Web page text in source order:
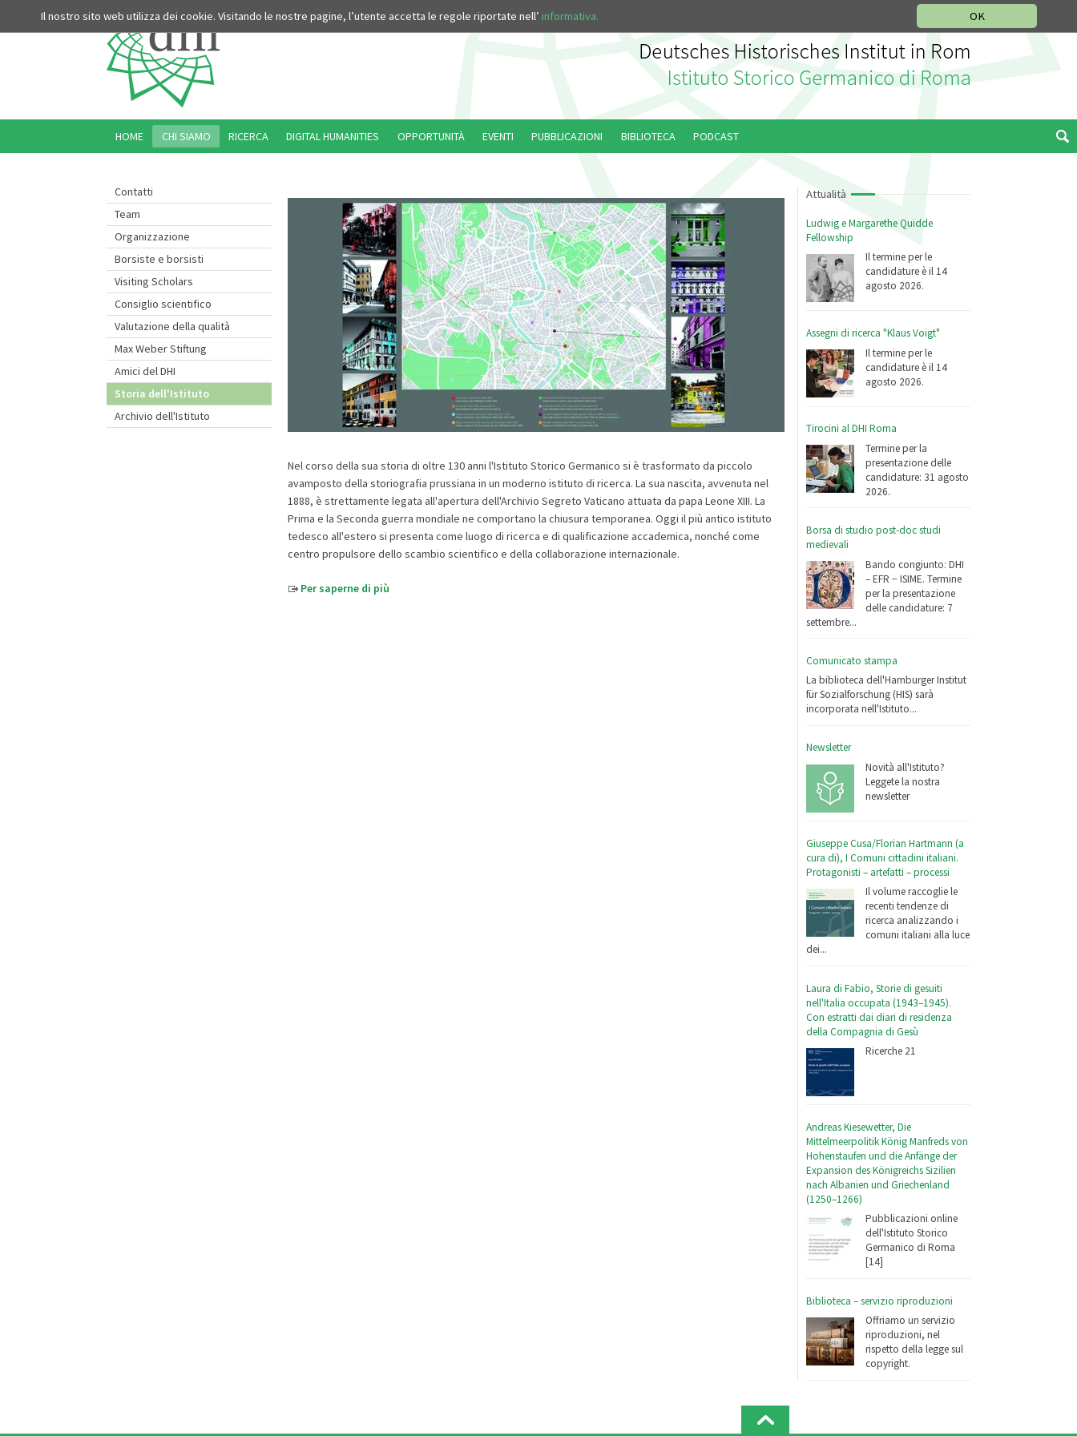
OK
Il nostro sito web utilizza dei cookie. Visitando le nostre pagine, l’utente accetta le regole riportate nell’ informativa.
Contatti
Team
Organizzazione
Borsiste e borsisti
Visiting Scholars
Consiglio scientifico
Valutazione della qualità
Max Weber Stiftung
Amici del DHI
Storia dell'Istituto
Archivio dell'Istituto
Attualità
Ludwig e Margarethe Quidde
Fellowship
Il termine per le
candidature è il 14
agosto 2026.
Assegni di ricerca "Klaus Voigt"
Il termine per le
candidature è il 14
agosto 2026.
Tirocini al DHI Roma
Termine per la
presentazione delle
candidature: 31 agosto
2026.
Borsa di studio post-doc studi
medievali
Bando congiunto: DHI
– EFR − ISIME. Termine
per la presentazione
delle candidature: 7
settembre...
Comunicato stampa
La biblioteca dell'Hamburger Institut
für Sozialforschung (HIS) sarà
incorporata nell'Istituto...
Newsletter
Novità all'Istituto?
Leggete la nostra
newsletter
Giuseppe Cusa/Florian Hartmann (a
cura di), I Comuni cittadini italiani.
Protagonisti – artefatti – processi
Il volume raccoglie le
recenti tendenze di
ricerca analizzando i
comuni italiani alla luce
dei...
Laura di Fabio, Storie di gesuiti
nell'Italia occupata (1943–1945).
Con estratti dai diari di residenza
della Compagnia di Gesù
Ricerche 21
Andreas Kiesewetter, Die
Mittelmeerpolitik König Manfreds von
Hohenstaufen und die Anfänge der
Expansion des Königreichs Sizilien
nach Albanien und Griechenland
(1250–1266)
Pubblicazioni online
dell'Istituto Storico
Germanico di Roma
[14]
Biblioteca – servizio riproduzioni
Offriamo un servizio
riproduzioni, nel
rispetto della legge sul
copyright.
Nel corso della sua storia di oltre 130 anni l'Istituto Storico Germanico si è trasformato da piccolo
avamposto della storiografia prussiana in un moderno istituto di ricerca. La sua nascita, avvenuta nel
1888, è strettamente legata all'apertura dell'Archivio Segreto Vaticano attuata da papa Leone XIII. La
Prima e la Seconda guerra mondiale ne comportano la chiusura temporanea. Oggi il più antico istituto
tedesco all'estero si presenta come luogo di ricerca e di qualificazione accademica, nonché come
centro propulsore dello scambio scientifico e della collaborazione internazionale.
Per saperne di più
HOME CHI SIAMO RICERCA DIGITAL HUMANITIES OPPORTUNITÀ EVENTI PUBBLICAZIONI BIBLIOTECA PODCAST